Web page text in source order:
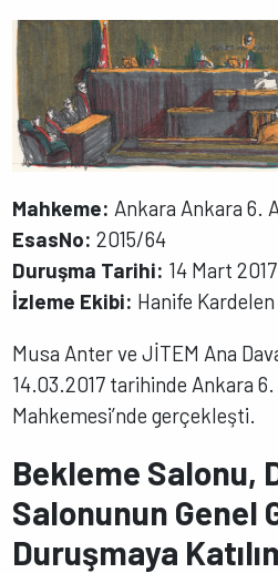
Mahkeme: Ankara Ankara 6.
EsasNo: 2015/64
Duruşma Tarihi: 14 Mart 2017
İzleme Ekibi: Hanife
Musa Anter ve JİTEM Ana
14.03.2017 tarihinde Ankara 6.
Mahkemesi’nde gerçekleşti.
Bekleme Salonu,
Salonunun Genel
Duruşmaya